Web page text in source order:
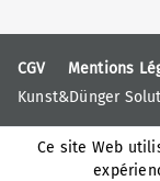
CGV Mentions
Kunst&Dünger
Ce site Web